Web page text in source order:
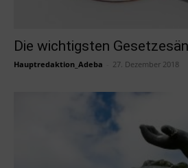
Die wichtigsten
Hauptredaktion_Adeba 27. Dezember 2018